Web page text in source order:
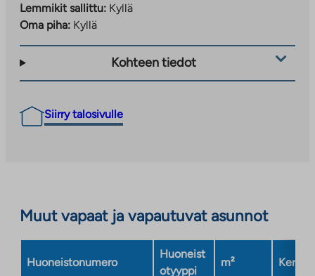
Lemmikit sallittu: Kyllä
Oma piha: Kyllä
Kohteen tiedot
Siirry talosivulle
Muut vapaat ja vapautuvat asunnot
Huoneistonumero
Huoneist
otyyppi
m² Kerros